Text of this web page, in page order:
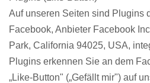
Auf unseren Seiten sind Plugins
Facebook, Anbieter Facebook
Park, California 94025, USA,
Plugins erkennen Sie an dem
„Like-Button" („Gefällt mir") auf